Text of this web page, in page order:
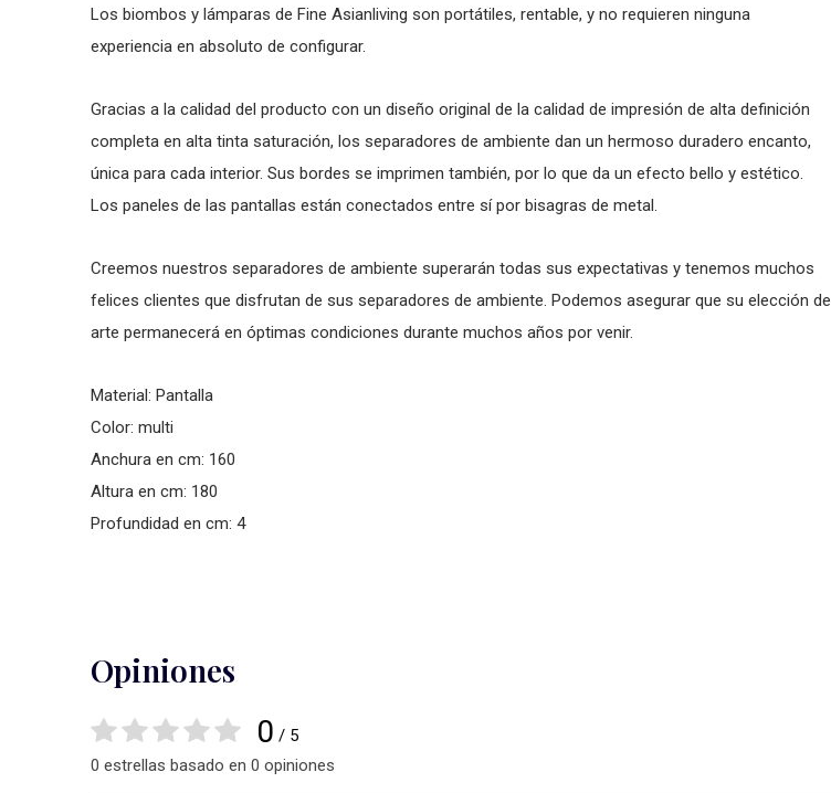
Los biombos y lámparas de Fine Asianliving son portátiles, rentable, y no requieren ninguna
experiencia en absoluto de configurar.
Gracias a la calidad del producto con un diseño original de la calidad de impresión de alta definición
completa en alta tinta saturación, los separadores de ambiente dan un hermoso duradero encanto,
única para cada interior. Sus bordes se imprimen también, por lo que da un efecto bello y estético.
Los paneles de las pantallas están conectados entre sí por bisagras de metal.
Creemos nuestros separadores de ambiente superarán todas sus expectativas y tenemos muchos
felices clientes que disfrutan de sus separadores de ambiente. Podemos asegurar que su elección de
arte permanecerá en óptimas condiciones durante muchos años por venir.
Material: Pantalla
Color: multi
Anchura en cm: 160
Altura en cm: 180
Profundidad en cm: 4
Opiniones
0 / 5
0 estrellas basado en 0 opiniones